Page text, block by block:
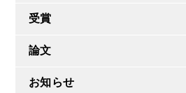
受賞
論文
お知らせ